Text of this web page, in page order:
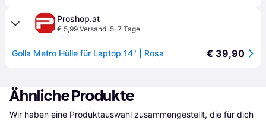
Proshop.at
€ 5,99 Versand, 5–7 Tage
Golla Metro Hülle für Laptop 14" | Rosa € 39,90
Ähnliche Produkte
Wir haben eine Produktauswahl zusammengestellt, die für dich